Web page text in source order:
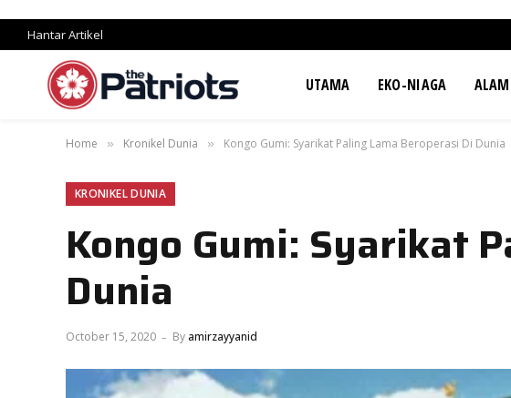
Hantar Artikel
UTAMA EKO-NIAGA
Home » Kronikel Dunia » Kongo Gumi: Syarikat Paling Lama Beroperasi Di Dunia
KRONIKEL DUNIA
Kongo Gumi: Syarikat
Dunia
October 15, 2020 By amirzayyanid